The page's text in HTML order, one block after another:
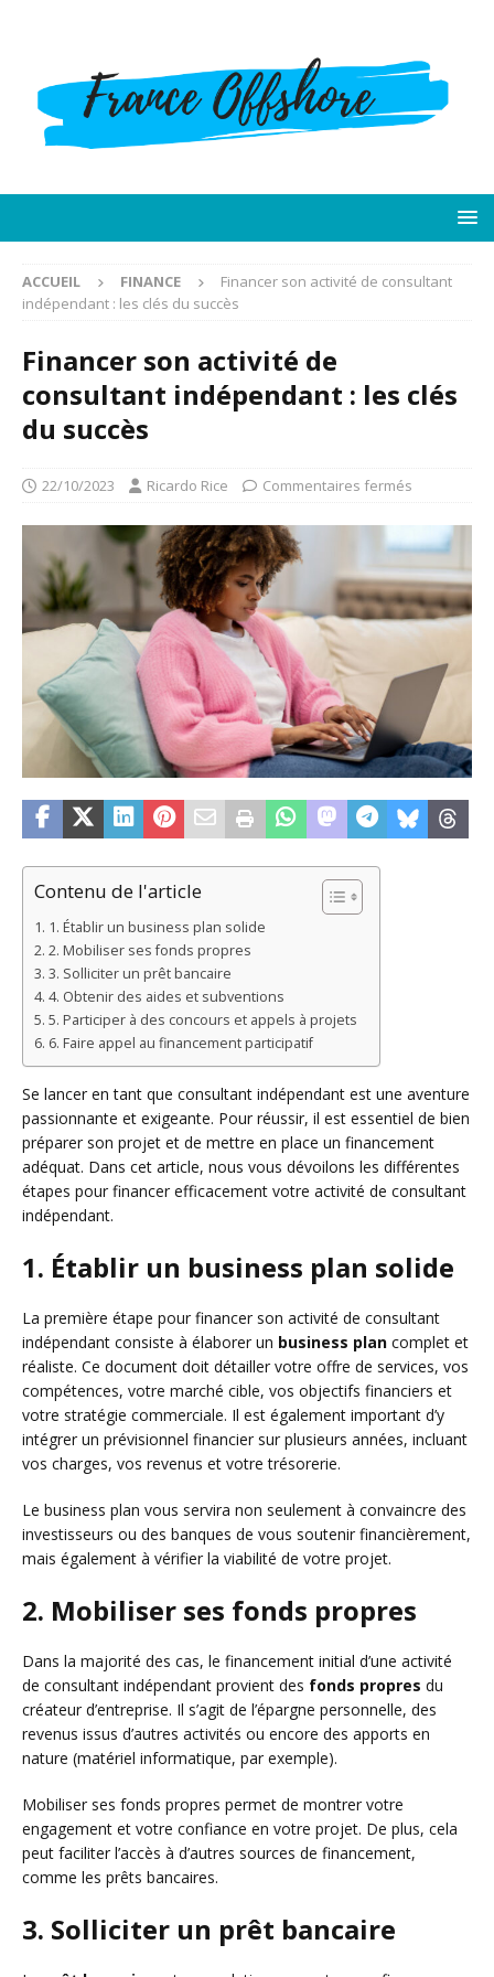
ACCUEIL FINANCE
Financer son activité de consultant
indépendant : les clés du succès
Financer son activité de
consultant indépendant : les clés
du succès
22/10/2023 Ricardo Rice Commentaires fermés
Contenu de l'article
1. Établir un business plan solide
2. Mobiliser ses fonds propres
3. Solliciter un prêt bancaire
4. Obtenir des aides et subventions
5. Participer à des concours et appels à projets
6. Faire appel au financement participatif
Se lancer en tant que consultant indépendant est une aventure
passionnante et exigeante. Pour réussir, il est essentiel de bien
préparer son projet et de mettre en place un financement
adéquat. Dans cet article, nous vous dévoilons les différentes
étapes pour financer efficacement votre activité de consultant
indépendant.
1. Établir un business plan solide
La première étape pour financer son activité de consultant
indépendant consiste à élaborer un business plan complet et
réaliste. Ce document doit détailler votre offre de services, vos
compétences, votre marché cible, vos objectifs financiers et
votre stratégie commerciale. Il est également important d’y
intégrer un prévisionnel financier sur plusieurs années, incluant
vos charges, vos revenus et votre trésorerie.
Le business plan vous servira non seulement à convaincre des
investisseurs ou des banques de vous soutenir financièrement,
mais également à vérifier la viabilité de votre projet.
2. Mobiliser ses fonds propres
Dans la majorité des cas, le financement initial d’une activité
de consultant indépendant provient des fonds propres du
créateur d’entreprise. Il s’agit de l’épargne personnelle, des
revenus issus d’autres activités ou encore des apports en
nature (matériel informatique, par exemple).
Mobiliser ses fonds propres permet de montrer votre
engagement et votre confiance en votre projet. De plus, cela
peut faciliter l’accès à d’autres sources de financement,
comme les prêts bancaires.
3. Solliciter un prêt bancaire